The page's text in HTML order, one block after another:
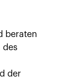
beraten
des
der